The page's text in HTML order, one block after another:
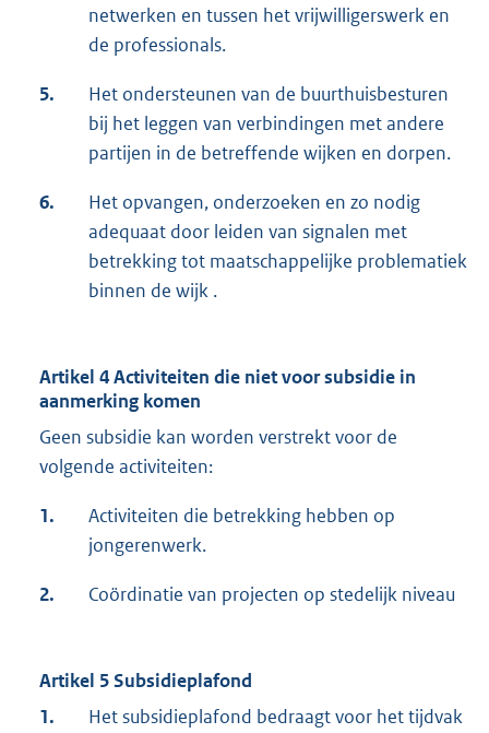
netwerken en tussen het vrijwilligerswerk en
de professionals.
5.
Het ondersteunen van de buurthuisbesturen
bij het leggen van verbindingen met andere
partijen in de betreffende wijken en dorpen.
6.
Het opvangen, onderzoeken en zo nodig
adequaat door leiden van signalen met
betrekking tot maatschappelijke problematiek
binnen de wijk .
Artikel 4 Activiteiten die niet voor subsidie in
aanmerking komen
Geen subsidie kan worden verstrekt voor de
volgende activiteiten:
1.
Activiteiten die betrekking hebben op
jongerenwerk.
2. Coördinatie van projecten op stedelijk niveau
Artikel 5 Subsidieplafond
1.
Het subsidieplafond bedraagt voor het tijdvak